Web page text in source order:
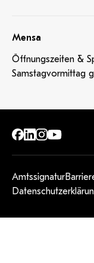
Mensa
Öffnungszeiten &
Samstagvormittag
Amtssignatur